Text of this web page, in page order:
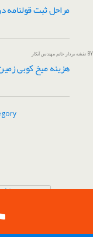
مراحل ثبت قولنامه
BY نقشه بردار خانم مهندس آبکار
هزینه میخ کوبی زمین
Blogs